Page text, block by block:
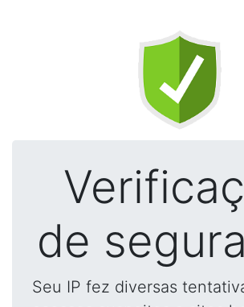
de
Seu IP fez diversas